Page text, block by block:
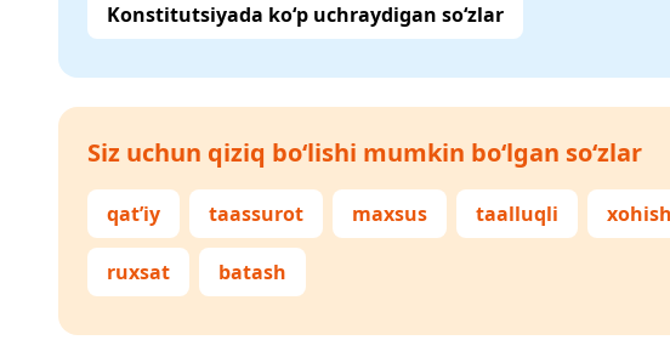
Konstitutsiyada ko‘p uchraydigan so‘zlar
Siz uchun qiziq bo‘lishi mumkin bo‘lgan so‘zlar
qat’iy taassurot maxsus taalluqli xohish
ruxsat batash